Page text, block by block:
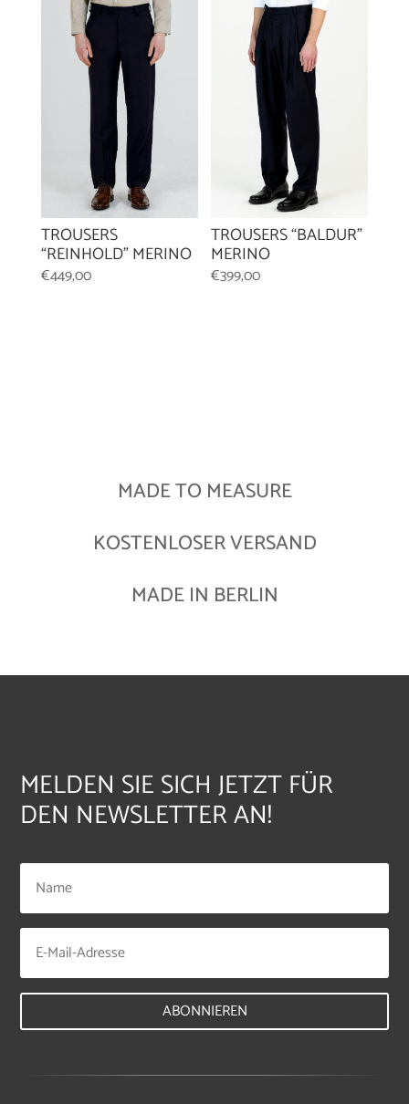
TROUSERS
“REINHOLD” MERINO
€449,00
TROUSERS “BALDUR”
MERINO
€399,00
MADE TO MEASURE
KOSTENLOSER VERSAND
MADE IN BERLIN
MELDEN SIE SICH JETZT FÜR
DEN NEWSLETTER AN!
ABONNIEREN